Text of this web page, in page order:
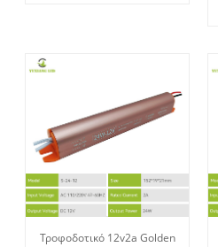
Τροφοδοτικό 12v2a Golden